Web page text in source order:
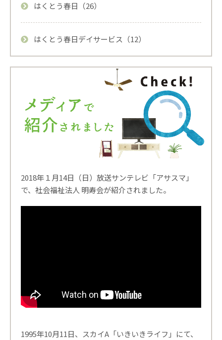
はくとう春日（26）
はくとう春日デイサービス（12）
2018年１月14日（日）放送サンテレビ「アサスマ」
で、社会福祉法人 明寿会が紹介されました。
1995年10月11日、スカイA「いきいきライフ」にて、